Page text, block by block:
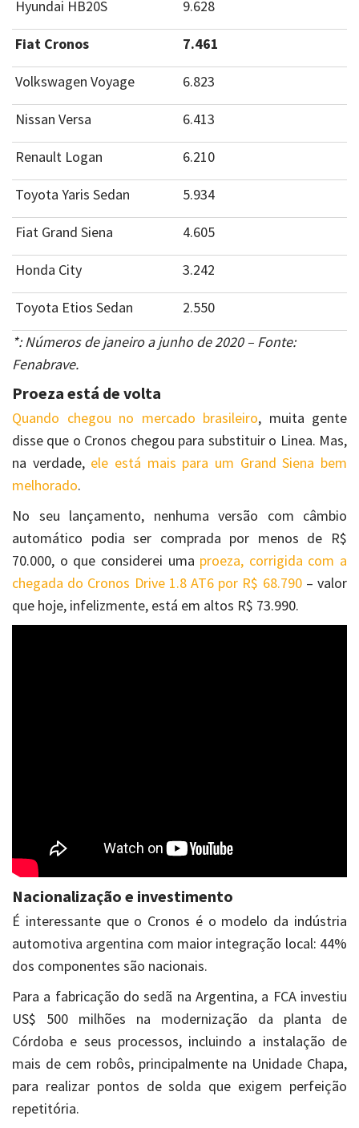
Hyundai HB20S 9.628
Fiat Cronos 7.461
Volkswagen Voyage 6.823
Nissan Versa 6.413
Renault Logan 6.210
Toyota Yaris Sedan 5.934
Fiat Grand Siena 4.605
Honda City 3.242
Toyota Etios Sedan
2.550
*: Números de janeiro a junho de 2020 – Fonte:
Fenabrave.
Proeza está de volta
Quando chegou no mercado brasileiro, muita gente
disse que o Cronos chegou para substituir o Linea. Mas,
na verdade, ele está mais para um Grand Siena bem
melhorado.
No seu lançamento, nenhuma versão com câmbio
automático podia ser comprada por menos de R$
70.000, o que considerei uma proeza, corrigida com a
chegada do Cronos Drive 1.8 AT6 por R$ 68.790– valor
que hoje, infelizmente, está em altos R$ 73.990.
Nacionalização e investimento
É interessante que o Cronos é o modelo da indústria
automotiva argentina com maior integração local: 44%
dos componentes são nacionais.
Para a fabricação do sedã na Argentina, a FCA investiu
US$ 500 milhões na modernização da planta de
Córdoba e seus processos, incluindo a instalação de
mais de cem robôs, principalmente na Unidade Chapa,
para realizar pontos de solda que exigem perfeição
repetitória.